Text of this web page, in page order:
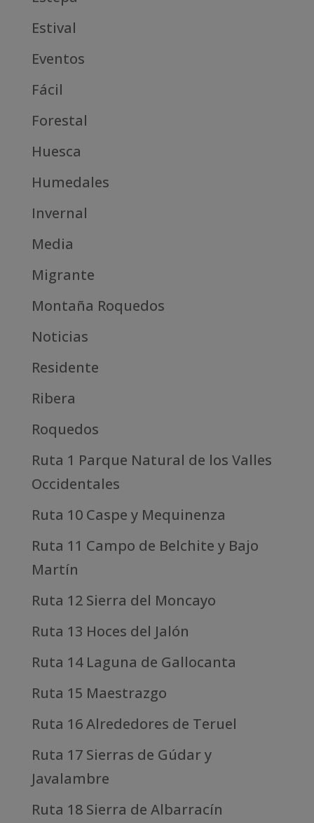
Estival
Eventos
Fácil
Forestal
Huesca
Humedales
Invernal
Media
Migrante
Montaña Roquedos
Noticias
Residente
Ribera
Roquedos
Ruta 1 Parque Natural de los Valles
Occidentales
Ruta 10 Caspe y Mequinenza
Ruta 11 Campo de Belchite y Bajo
Martín
Ruta 12 Sierra del Moncayo
Ruta 13 Hoces del Jalón
Ruta 14 Laguna de Gallocanta
Ruta 15 Maestrazgo
Ruta 16 Alrededores de Teruel
Ruta 17 Sierras de Gúdar y
Javalambre
Ruta 18 Sierra de Albarracín